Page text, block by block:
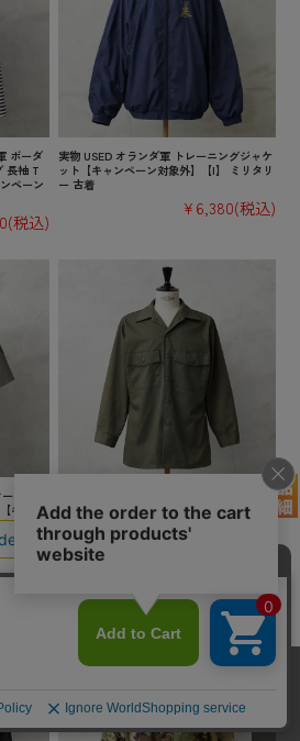
ボーダ
長袖 T
ペーン
(税込)
実物 USED オランダ軍 トレーニングジャケ
ット【キャンペーン対象外】【I】 ミリタリ
ー 古着
¥6,380(税込)
バー シ
キャン
ー 古着
(税込)
ティシャツ OG-507【キャンペーン対象外】
長袖 【I】ミリタリー